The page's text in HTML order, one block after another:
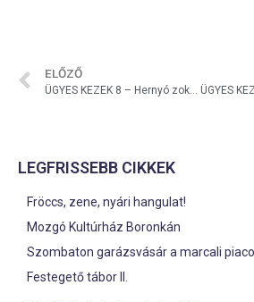
ELŐZŐ
ÜGYES KEZEK 8 – Hernyó zokniból
LEGFRISSEBB CIKKEK
Fröccs, zene, nyári hangulat!
Mozgó Kultúrház Boronkán
Szombaton garázsvásár a marcali
Festegető tábor II.